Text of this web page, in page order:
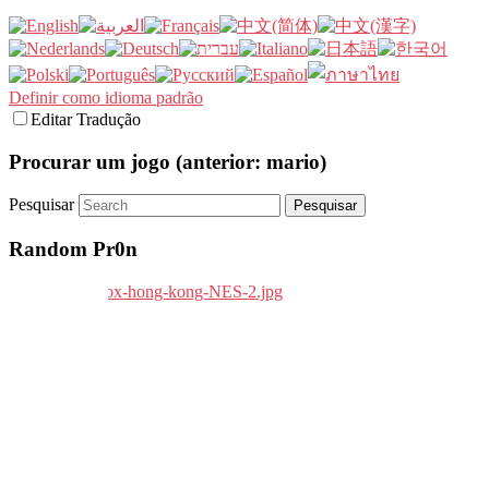
Definir como idioma padrão
Editar Tradução
Procurar um jogo (anterior: mario)
Pesquisar
Random Pr0n